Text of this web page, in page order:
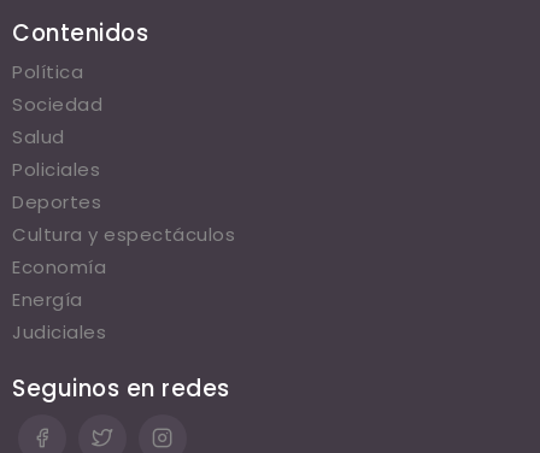
Contenidos
Política
Sociedad
Salud
Policiales
Deportes
Cultura y espectáculos
Economía
Energía
Judiciales
Seguinos en redes